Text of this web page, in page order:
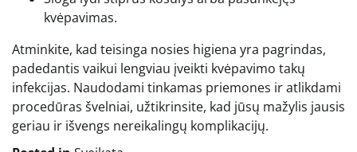
kvėpavimas.
Atminkite, kad teisinga nosies higiena yra pagrindas,
padedantis vaikui lengviau įveikti kvėpavimo takų
infekcijas. Naudodami tinkamas priemones ir atlikdami
procedūras švelniai, užtikrinsite, kad jūsų mažylis jausis
geriau ir išvengs nereikalingų komplikacijų.